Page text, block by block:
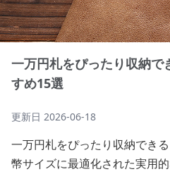
一万円札をぴったり収納で
すめ15選
更新日 2026-06-18
一万円札をぴったり収納でき
幣サイズに最適化された実用的